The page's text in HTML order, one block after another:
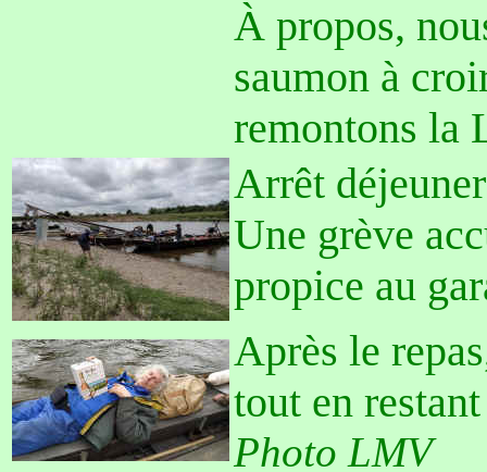
À propos,
saumon à
remontons la
Arrêt
Une grève
propice au
Après le
tout en
Photo LMV